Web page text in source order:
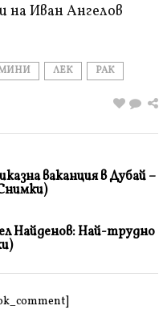
Иван Ангелов
ЛЕК РАК
ваканция в Дубай –
Найденов: Най-трудно